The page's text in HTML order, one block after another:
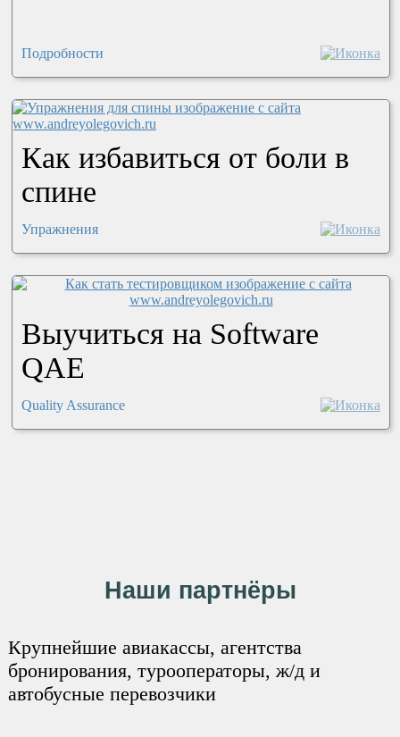
Подробности
Как избавиться от боли в
спине
Упражнения
Выучиться на Software
QAE
Quality Assurance
Наши партнёры
Крупнейшие авиакассы, агентства
бронирования, турооператоры, ж/д и
автобусные перевозчики